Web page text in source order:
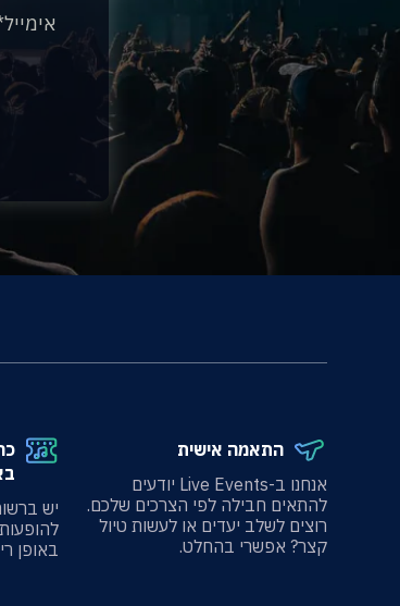
אימייל
התאמה אישית
אנחנו ב-Live Events יודעים
להתאים חבילה לפי הצרכים שלכם.
רוצים לשלב יעדים או לעשות טיול
קצר? אפשרי בהחלט.
יש
באופן